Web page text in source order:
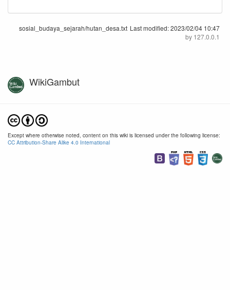
sosial_budaya_sejarah/hutan_desa.txt Last modified:2023/02/04 10:47
by 127.0.0.1
WikiGambut
Except where otherwise noted, content on this wiki is licensed under the following license:
CC Attribution-Share Alike 4.0 International